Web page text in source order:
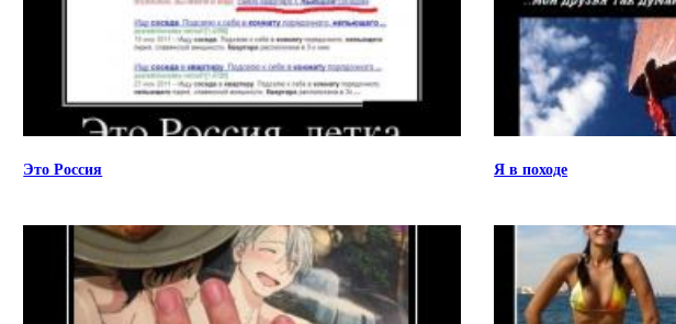
Это Россия Я в походе